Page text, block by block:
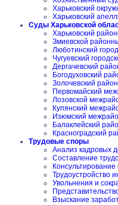
Харьковский
Харьковский
Суды Харьковской
Харьковский
Змиевской
Люботинский
Чугуевский
Дергачевский
Богодуховский
Золочевский
Первомайский
Лозовской
Купянский
Изюмский
Балаклейский
Красноградский
Трудовые споры
Анализ кадровых
Составление
Трудоустройство
Увольнения и
Взыскание